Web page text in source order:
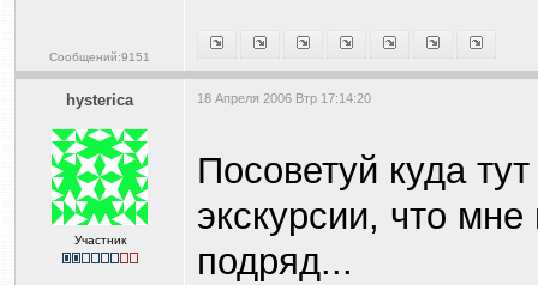
Сообщений:9151
hysterica
Участник
18 Апреля 2006 Втр 17:14:20
Посоветуй куда
экскурсии, что
подряд...